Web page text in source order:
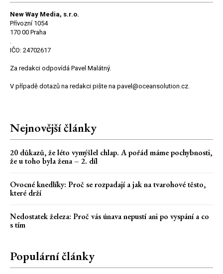
New Way Media, s.r.o.
Přívozní 1054
170 00 Praha
IČO: 24702617
Za redakci odpovídá Pavel Malátný.
V případě dotazů na redakci pište na pavel@oceansolution.cz.
Nejnovější články
20 důkazů, že léto vymýšlel chlap. A pořád máme pochybnosti,
že u toho byla žena – 2. díl
Ovocné knedlíky: Proč se rozpadají a jak na tvarohové těsto,
které drží
Nedostatek železa: Proč vás únava nepustí ani po vyspání a co
s tím
Populární články